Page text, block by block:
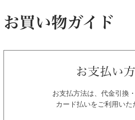
お支払方法は、代金引換
カード払いをご利用いた